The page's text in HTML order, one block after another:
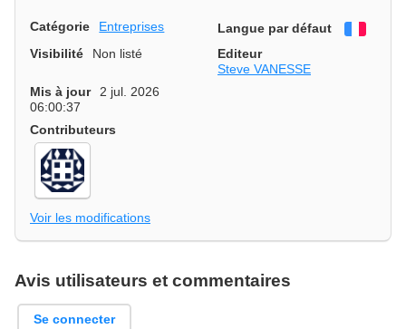
Catégorie Entreprises Langue par défaut
Visibilité
Non listé
Editeur
Steve VANESSE
Mis à jour
2 jul. 2026
06:00:37
Contributeurs
Voir les modifications
Avis utilisateurs et commentaires
Se connecter